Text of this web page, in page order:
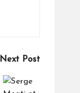
Next Post